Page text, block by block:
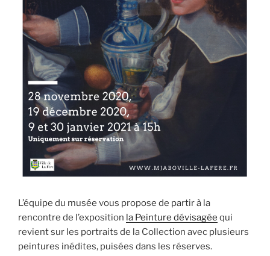
L’équipe du musée vous propose de partir à la
rencontre de l’exposition la Peinture dévisagée qui
revient sur les portraits de la Collection avec plusieurs
peintures inédites, puisées dans les réserves.